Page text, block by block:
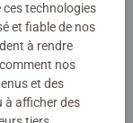
similaires
technologies
et fiable de nos
à rendre
nos
et des
à afficher des